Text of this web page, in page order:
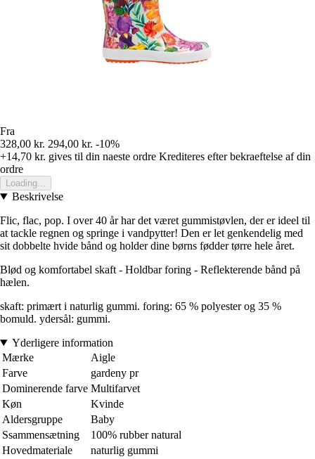
Fra
328,00 kr. 294,00 kr. -10%
+14,70 kr. gives til din naeste ordre Krediteres efter bekraeftelse af din
ordre
Loading...
Beskrivelse
Flic, flac, pop. I over 40 år har det været gummistøvlen, der er ideel til
at tackle regnen og springe i vandpytter! Den er let genkendelig med
sit dobbelte hvide bånd og holder dine børns fødder tørre hele året.
Blød og komfortabel skaft - Holdbar foring - Reflekterende bånd på
hælen.
skaft: primært i naturlig gummi. foring: 65 % polyester og 35 %
bomuld. ydersål: gummi.
Yderligere information
Mærke
Aigle
Farve
gardeny pr
Dominerende farve Multifarvet
Køn
Kvinde
Aldersgruppe
Baby
Ssammensætning
100% rubber natural
Hovedmateriale
naturlig gummi